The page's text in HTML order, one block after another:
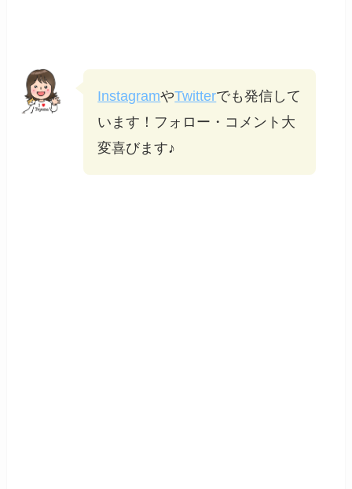
InstagramやTwitterでも発信して
います！フォロー・コメント大
変喜びます♪